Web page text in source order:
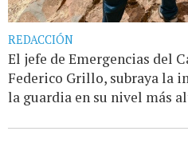
REDACCIÓN
El jefe de Emergencias del
Federico Grillo, subraya la
la guardia en su nivel más